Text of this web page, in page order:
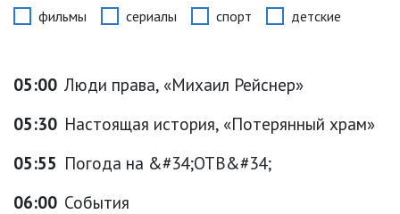
фильмы сериалы спорт детские
05:00 Люди права, «Михаил Рейснер»
05:30 Настоящая история, «Потерянный храм»
05:55 Погода на &#34;ОТВ&#34;
06:00 События